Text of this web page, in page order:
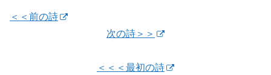
＜＜前の詩
次の詩＞＞
＜＜＜最初の詩